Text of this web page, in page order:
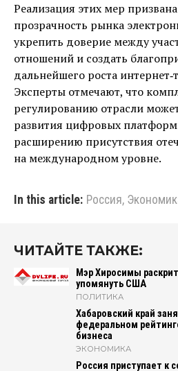
Реализация этих мер
прозрачность рынка
укрепить доверие между
отношений и создать
дальнейшего роста
Эксперты отмечают, что
регулированию отрасли
развития цифровых платформ
расширению присутствия
на международном уровне.
In this article: Россия,
ЧИТАЙТЕ ТАКЖЕ:
Мэр Хиросимы
упомянуть США
ПОЛИТИКА
Хабаровский край
федеральном
бизнеса
ЭКОНОМИКА
Россия приступает к